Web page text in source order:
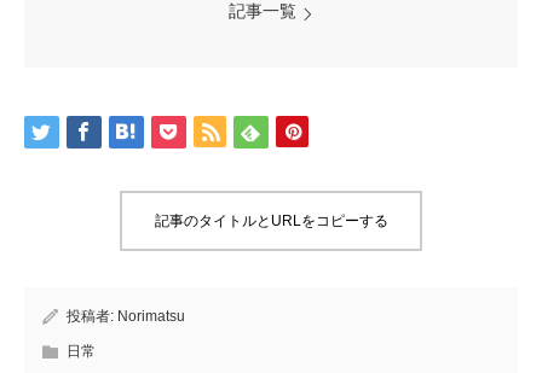
記事一覧
記事のタイトルとURLをコピーする
投稿者: Norimatsu
日常